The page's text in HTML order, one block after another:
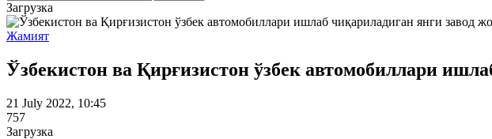
Загрузка
Жамият
Ўзбекистон ва Қирғизистон ўзбек автомобиллари
21 July 2022, 10:45
757
Загрузка